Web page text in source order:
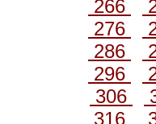
266
276
286
296
306
316